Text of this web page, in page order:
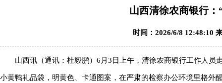
山西清徐农商银行
时间：2026/6/8 12:48:10
山西讯（通讯：杜毅鹏）6月3日上午，清徐农商银行工作人
小黄鸭礼品袋，明黄色、卡通图案，在严肃的检察办公环境里格外